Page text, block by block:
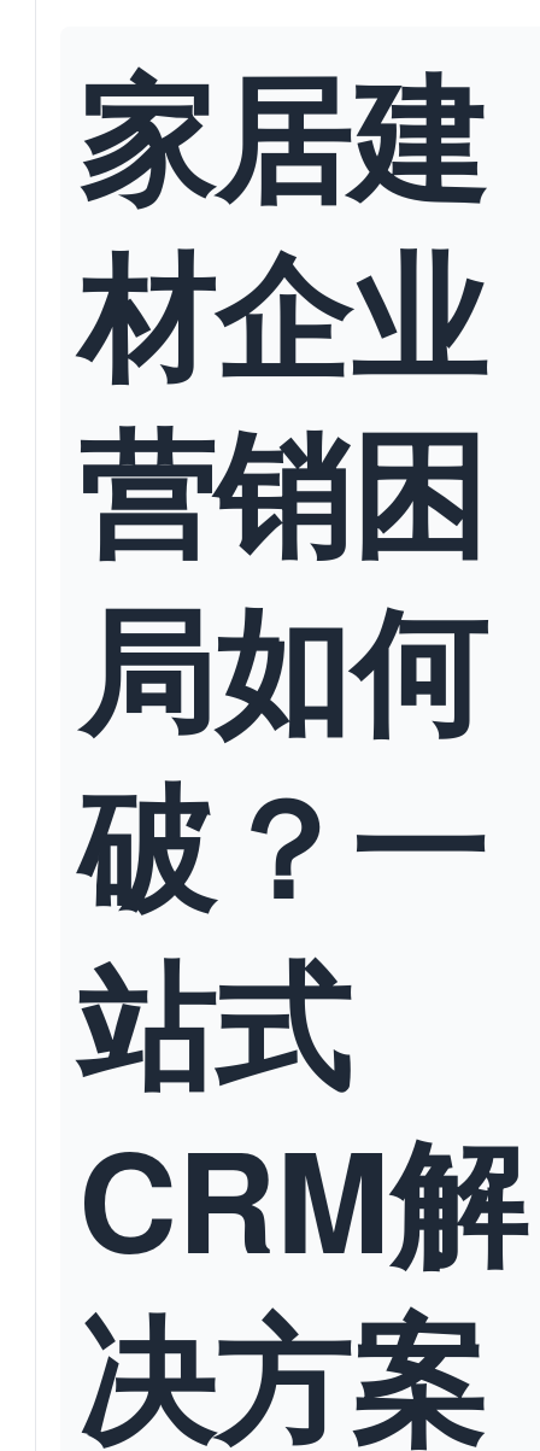
家居建
材企业
营销困
局如何
破？一
站式
CRM解
决方案